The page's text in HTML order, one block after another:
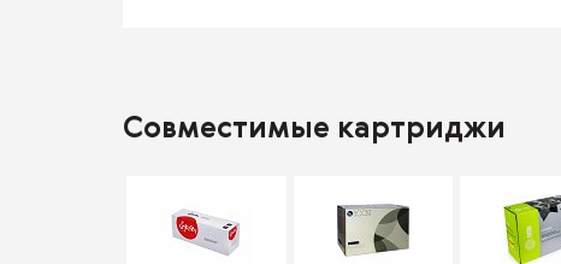
Совместимые картриджи